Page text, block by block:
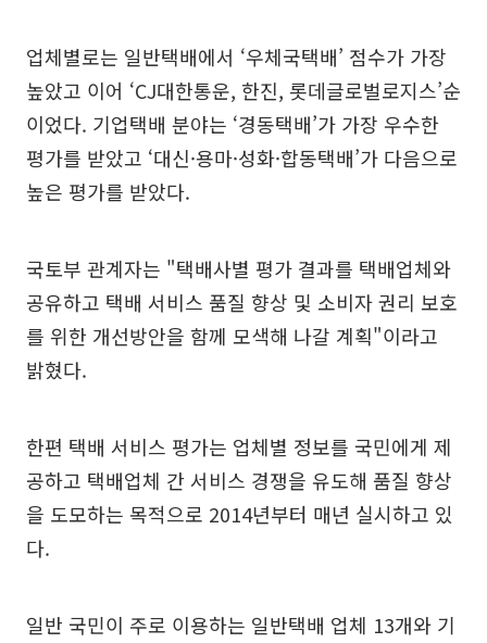
업체별로는 일반택배에서 ‘우체국택배’ 점수가 가장
높았고 이어 ‘CJ대한통운, 한진, 롯데글로벌로지스’순
이었다. 기업택배 분야는 ‘경동택배’가 가장 우수한
평가를 받았고 ‘대신·용마·성화·합동택배’가 다음으로
높은 평가를 받았다.
국토부 관계자는 "택배사별 평가 결과를 택배업체와
공유하고 택배 서비스 품질 향상 및 소비자 권리 보호
를 위한 개선방안을 함께 모색해 나갈 계획"이라고
밝혔다.
한편 택배 서비스 평가는 업체별 정보를 국민에게 제
공하고 택배업체 간 서비스 경쟁을 유도해 품질 향상
을 도모하는 목적으로 2014년부터 매년 실시하고 있
다.
일반 국민이 주로 이용하는 일반택배 업체 13개와 기